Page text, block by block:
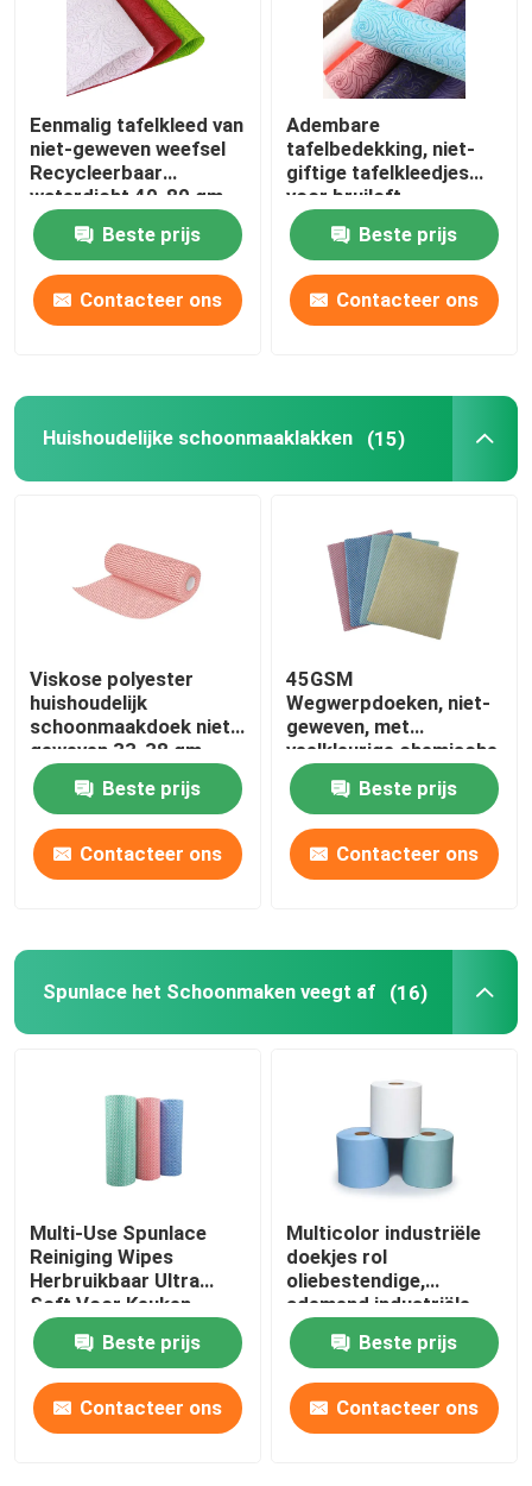
Eenmalig tafelkleed van
niet-geweven weefsel
Recycleerbaar
waterdicht 40-80 gm
Beste prijs
Contacteer ons
Adembare
tafelbedekking, niet-
giftige tafelkleedjes
voor bruiloft.
Beste prijs
Contacteer ons
Huishoudelijke schoonmaaklakken (15)
Viskose polyester
huishoudelijk
schoonmaakdoek niet-
geweven 33-38 gm
Beste prijs
Contacteer ons
45GSM
Wegwerpdoeken, niet-
geweven, met
veelkleurige chemische
bindingen
Beste prijs
Contacteer ons
Spunlace het Schoonmaken veegt af (16)
Multi-Use Spunlace
Reiniging Wipes
Herbruikbaar Ultra
Soft Voor Keuken
Beste prijs
Contacteer ons
Multicolor industriële
doekjes rol
oliebestendige,
ademend industriële
doekpapier
Beste prijs
Contacteer ons